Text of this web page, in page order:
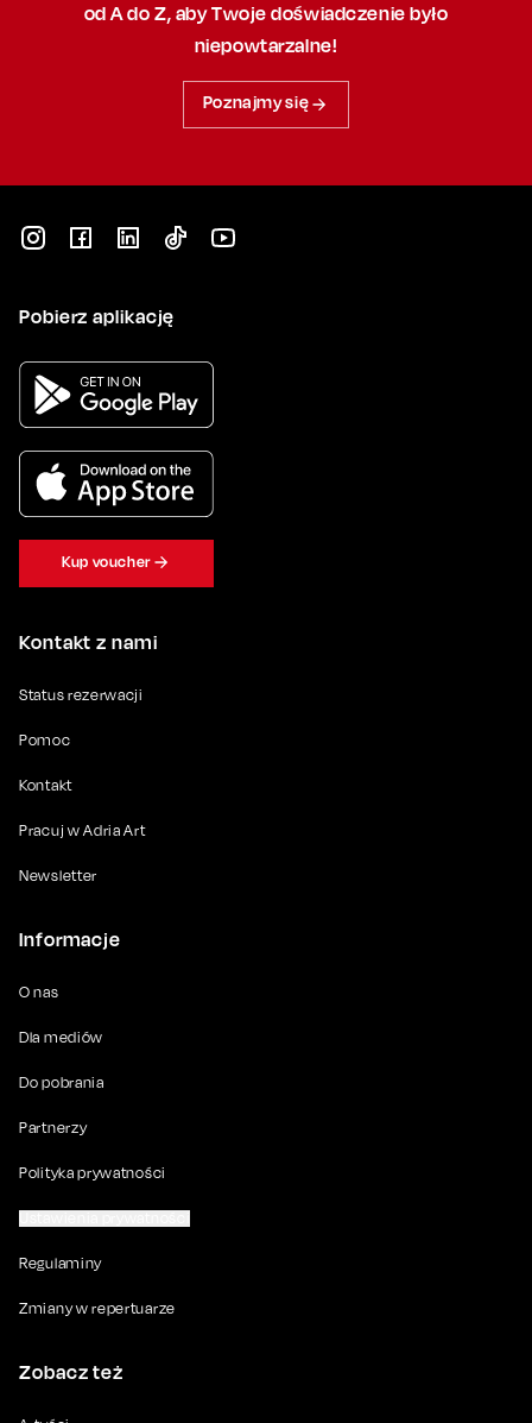
od A do Z, abyTwoje doświadczenie było
niepowtarzalne!
Poznajmy się
Kontakt z nami
Status rezerwacji
Pomoc
Kontakt
Pracuj w Adria Art
Newsletter
Informacje
O nas
Dla mediów
Do pobrania
Partnerzy
Polityka prywatności
Regulaminy
Zmiany w repertuarze
Zobacz też
Pobierz aplikację
Kup voucher